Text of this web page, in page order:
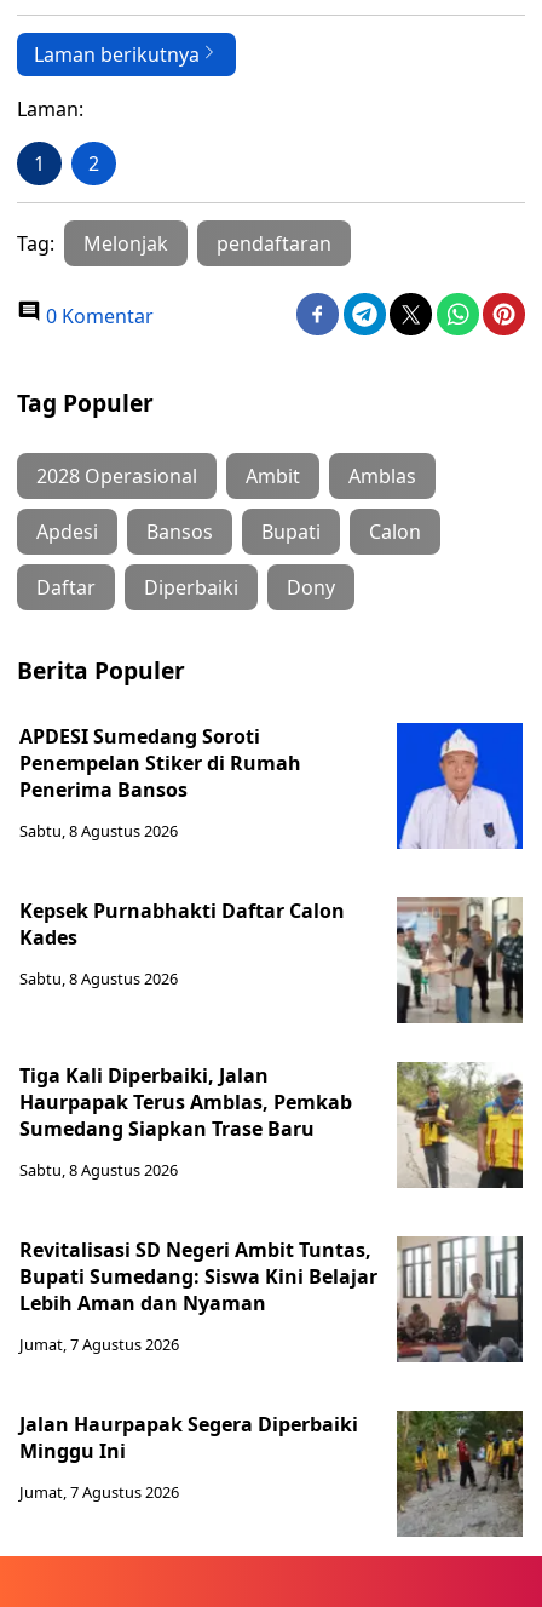
Laman berikutnya
Laman:
1 2
Tag: Melonjak pendaftaran
0 Komentar
Tag Populer
2028 Operasional Ambit Amblas
Apdesi Bansos Bupati Calon
Daftar Diperbaiki Dony
Berita Populer
APDESI Sumedang Soroti
Penempelan Stiker di Rumah
Penerima Bansos
Sabtu, 8 Agustus 2026
Kepsek Purnabhakti Daftar Calon
Kades
Sabtu, 8 Agustus 2026
Tiga Kali Diperbaiki, Jalan
Haurpapak Terus Amblas, Pemkab
Sumedang Siapkan Trase Baru
Sabtu, 8 Agustus 2026
Revitalisasi SD Negeri Ambit Tuntas,
Bupati Sumedang: Siswa Kini Belajar
Lebih Aman dan Nyaman
Jumat, 7 Agustus 2026
Jalan Haurpapak Segera Diperbaiki
Minggu Ini
Jumat, 7 Agustus 2026